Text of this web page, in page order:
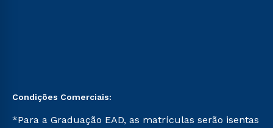
Condições Comerciais:
*Para a Graduação EAD, as matrículas serão isentas